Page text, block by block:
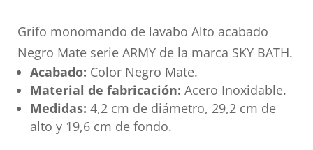
Grifo monomando de lavabo Alto acabado
Negro Mate serie ARMY de la marca SKY BATH.
Acabado: Color Negro Mate.
Material de fabricación: Acero Inoxidable.
Medidas: 4,2 cm de diámetro, 29,2 cm de
alto y 19,6 cm de fondo.